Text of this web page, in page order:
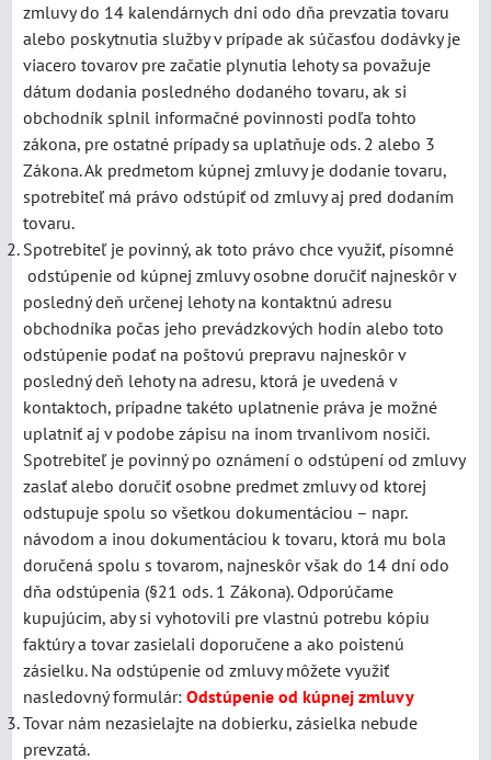
zmluvy do 14 kalendárnych dni odo dňa prevzatia tovaru
alebo poskytnutia služby v prípade ak súčasťou dodávky je
viacero tovarov pre začatie plynutia lehoty sa považuje
dátum dodania posledného dodaného tovaru, ak si
obchodník splnil informačné povinnosti podľa tohto
zákona, pre ostatné prípady sa uplatňuje ods. 2 alebo 3
Zákona. Ak predmetom kúpnej zmluvy je dodanie tovaru,
spotrebiteľ má právo odstúpiť od zmluvy aj pred dodaním
tovaru.
Spotrebiteľ je povinný, ak toto právo chce využiť, písomné
odstúpenie od kúpnej zmluvy osobne doručiť najneskôr v
posledný deň určenej lehoty na kontaktnú adresu
obchodníka počas jeho prevádzkových hodín alebo toto
odstúpenie podať na poštovú prepravu najneskôr v
posledný deň lehoty na adresu, ktorá je uvedená v
kontaktoch, prípadne takéto uplatnenie práva je možné
uplatniť aj v podobe zápisu na inom trvanlivom nosiči.
Spotrebiteľ je povinný po oznámení o odstúpení od zmluvy
zaslať alebo doručiť osobne predmet zmluvy od ktorej
odstupuje spolu so všetkou dokumentáciou – napr.
návodom a inou dokumentáciou k tovaru, ktorá mu bola
doručená spolu s tovarom, najneskôr však do 14 dní odo
dňa odstúpenia (§21 ods. 1 Zákona). Odporúčame
kupujúcim, aby si vyhotovili pre vlastnú potrebu kópiu
faktúry a tovar zasielali doporučene a ako poistenú
zásielku. Na odstúpenie od zmluvy môžete využiť
nasledovný formulár: Odstúpenie od kúpnej zmluvy
Tovar nám nezasielajte na dobierku, zásielka nebude
prevzatá.